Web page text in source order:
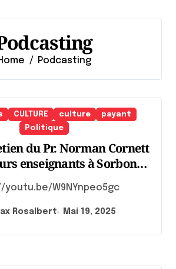
Podcasting
CULTURE culture
payant
Politique
du Pr. Norman Cornett
enseignants à Sorbonne
Université
youtu.be/W9NYnpeo5gc
Rosalbert Mai 19, 2025